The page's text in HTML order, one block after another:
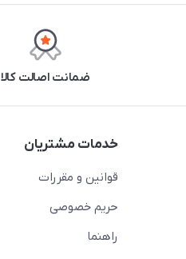
ضمانت اصالت کالا
خدمات مشتریان
قوانین و مقررات
حریم خصوصی
راهنما